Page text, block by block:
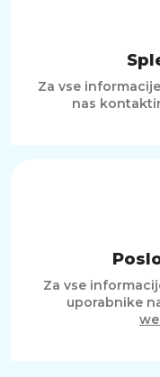
Za vse
nas
Za vse
uporabnike